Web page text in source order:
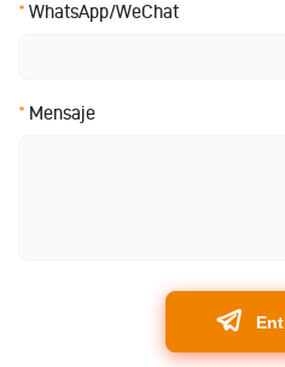
* WhatsApp/WeChat
* Mensaje